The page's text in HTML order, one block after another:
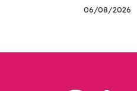
06/08/2026